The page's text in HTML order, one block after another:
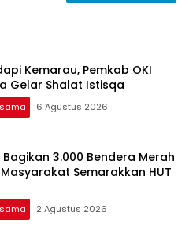
Kemarau, Pemkab OKI
Gelar Shalat Istisqa
6 Agustus 2026
Bagikan 3.000 Bendera Merah
Masyarakat Semarakkan HUT
2 Agustus 2026